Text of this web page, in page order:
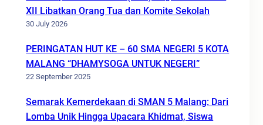
XII Libatkan Orang Tua dan Komite Sekolah
30 July 2026
PERINGATAN HUT KE – 60 SMA NEGERI 5 KOTA
MALANG “DHAMYSOGA UNTUK NEGERI”
22 September 2025
Semarak Kemerdekaan di SMAN 5 Malang: Dari
Lomba Unik Hingga Upacara Khidmat, Siswa